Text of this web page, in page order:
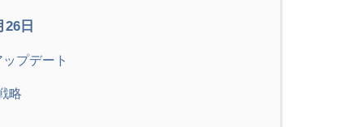
日
プデート
略